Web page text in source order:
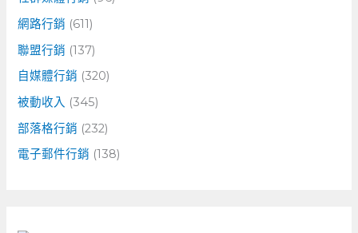
網路行銷 (611)
聯盟行銷 (137)
自媒體行銷 (320)
被動收入 (345)
部落格行銷 (232)
電子郵件行銷 (138)